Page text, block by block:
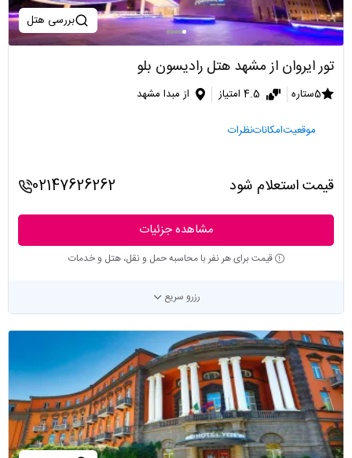
بررسی هتل
تور ایروان از مشهد هتل رادیسون بلو
5ستاره 4.5 امتیاز از مبدا مشهد
موقعیتامکاناتنظرات
قیمت استعلام شود 02147626262
مشاهده جزئیات
قیمت برای هر نفر با محاسبه حمل و نقل، هتل و خدمات
رزرو سریع